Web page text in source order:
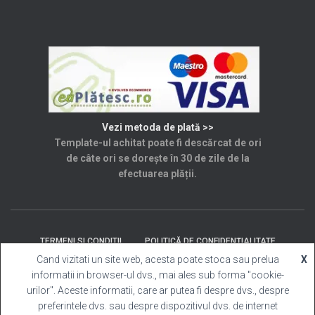
Vezi metoda de plată >>
Template-ul achitat poate fi descărcat de ori
de câte ori se dorește în 30 de zile de la
efectuarea plății.
TERMENI SI CONDITII POLITICĂ DE CONFIDENȚIALITATE
SOLUȚIONAREA LITIGIILOR ANPC CONTACT
Cand vizitati un site web, acesta poate stoca sau prelua
informatii in browser-ul dvs., mai ales sub forma "cookie-
urilor". Aceste informatii, care ar putea fi despre dvs., despre
preferintele dvs. sau despre dispozitivul dvs. de internet
X